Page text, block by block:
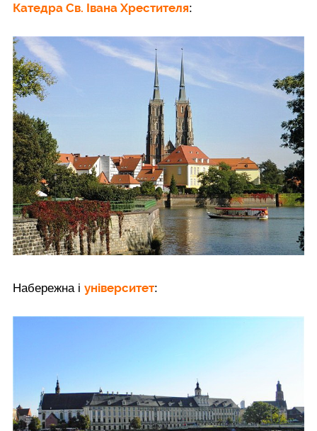
Катедра Св. Івана Хрестителя:
Набережна і університет: